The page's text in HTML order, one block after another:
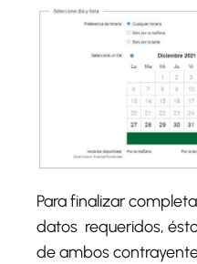
Para finalizar
datos requeridos,
de ambos